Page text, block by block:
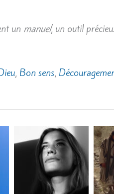
un manuel, un outil
, Bon sens,